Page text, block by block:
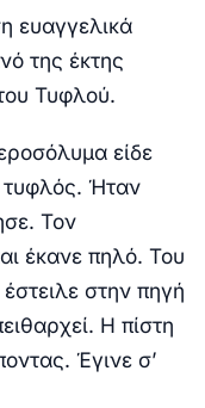
ευαγγελικά
της έκτης
Τυφλού.
είδε
τυφλός. Ήταν
Τον
έκανε πηλό. Του
στην πηγή
Η πίστη
Έγινε σ’